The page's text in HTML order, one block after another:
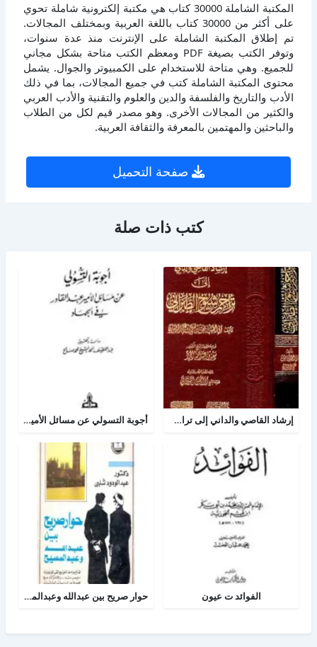
المكتبة الشاملة 30000 كتاب هي مكتبة إلكترونية شاملة تحوي
على أكثر من 30000 كتاب باللغة العربية وبمختلف المجالات.
تم إطلاق المكتبة الشاملة على الإنترنت منذ عدة سنوات،
وتوفر الكتب بصيغة PDF ومعظم الكتب متاحة بشكل مجاني
للجميع. وهي متاحة للاستخدام على الكمبيوتر والجوال. يشمل
محتوى المكتبة الشاملة كتب في جميع المجالات، بما في ذلك
الأدب والتاريخ والفلسفة والدين والعلوم والتقنية والأدب العربي
والكثير من المجالات الأخرى. وهو مصدر قيم لكل من الطلاب
والباحثين والمهتمين بالمعرفة والثقافة العربية.
صفحة التحميل
كتب ذات صلة
إرشاد القاصي والداني إلى تراجم شيوخ الطبراني أجوبة التسولي عن مسائل الأمير عبد القادر في الجهاد
الفوائد ت عيون حوار صريح بين عبدالله وعبدالمسيح